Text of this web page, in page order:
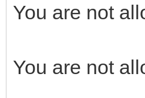
You are not
You are not